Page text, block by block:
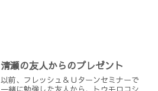
清瀬の友人からのプレゼント
以前、フレッシュ＆Ｕターンセミナーで